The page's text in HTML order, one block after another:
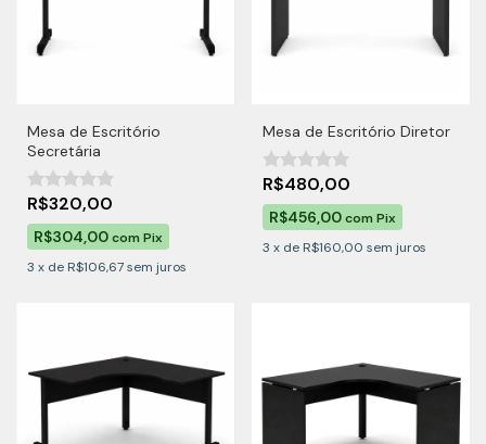
Mesa de Escritório
Secretária
R$320,00
R$304,00comPix
3 x de R$106,67sem juros
Mesa de Escritório Diretor
R$480,00
R$456,00com Pix
3 x de R$160,00 sem juros